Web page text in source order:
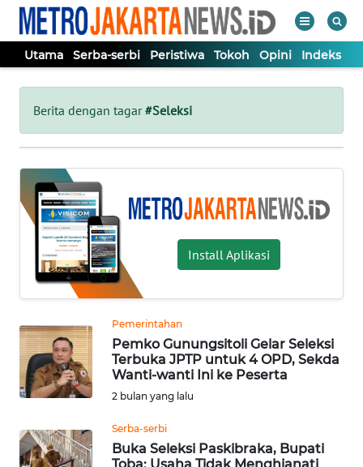
Utama Serba-serbi Peristiwa Tokoh Opini Indeks
Berita dengan tagar#Seleksi
Install Aplikasi
Pemerintahan
Pemko Gunungsitoli Gelar Seleksi
Terbuka JPTP untuk 4 OPD, Sekda
Wanti-wanti Ini ke Peserta
2 bulan yang lalu
Serba-serbi
Buka Seleksi Paskibraka, Bupati
Tutup
UTAMA
SERBA-
SERBI
PERISTIWA
TOKOH
OPINI
Informasi
INDEKS
BERITA